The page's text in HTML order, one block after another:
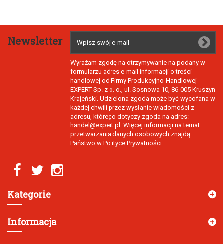
Newsletter
Wyrażam zgodę na otrzymywanie na podany w
formularzu adres e-mail informacji o treści
handlowej od Firmy Produkcyjno-Handlowej
EXPERT Sp. z o. o., ul. Sosnowa 10, 86-005 Kruszyn
Krajeński. Udzielona zgoda może być wycofana w
każdej chwili przez wysłanie wiadomości z
adresu, którego dotyczy zgoda na adres:
handel@expert.pl. Więcej informacji na temat
przetwarzania danych osobowych znajdą
Państwo w Polityce Prywatności.
Kategorie
Informacja